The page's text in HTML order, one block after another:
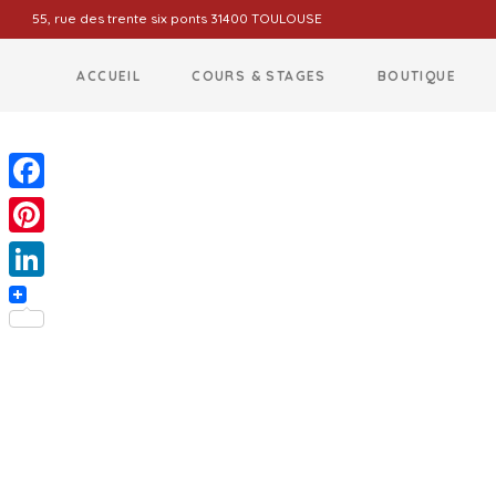
55, rue des trente six ponts 31400 TOULOUSE
ACCUEIL COURS & STAGES BOUTIQUE
Facebook
Pinterest
LinkedIn